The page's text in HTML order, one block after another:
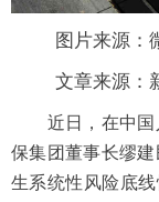
图片来源：
文章来源：
近日，在中国人
保集团董事长缪
生系统性风险底